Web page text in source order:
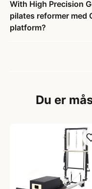
With High Precision
pilates reformer med
platform?
Du er